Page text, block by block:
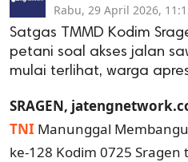
Rabu, 29 April 2026,
Satgas TMMD Kodim
petani soal akses jalan
mulai terlihat, warga
SRAGEN,
TNI Manunggal
ke-128 Kodim 0725